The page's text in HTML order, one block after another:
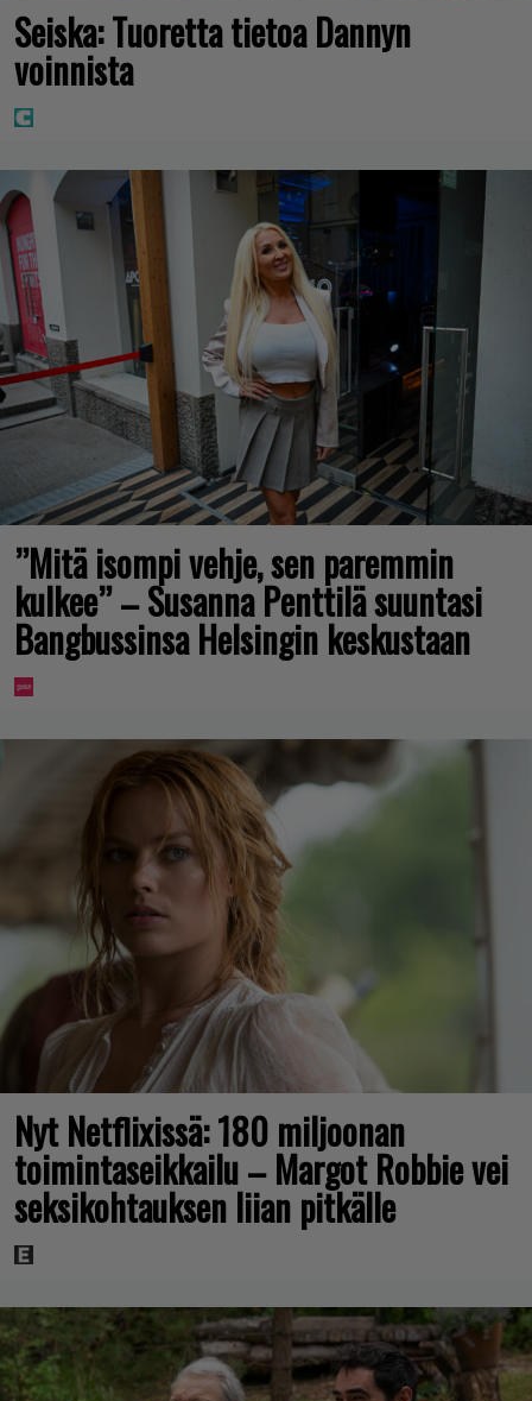
Seiska: Tuoretta tietoa Dannyn
voinnista
”Mitä isompi vehje, sen paremmin
kulkee” – Susanna Penttilä suuntasi
Bangbussinsa Helsingin keskustaan
Nyt Netflixissä: 180 miljoonan
toimintaseikkailu – Margot Robbie vei
seksikohtauksen liian pitkälle